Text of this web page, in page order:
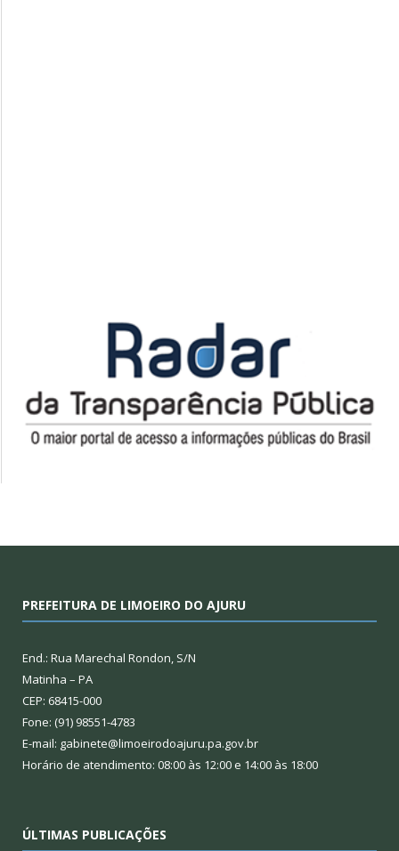
PREFEITURA DE LIMOEIRO DO AJURU
End.: Rua Marechal Rondon, S/N
Matinha – PA
CEP: 68415-000
Fone: (91) 98551-4783
E-mail: gabinete@limoeirodoajuru.pa.gov.br
Horário de atendimento: 08:00 às 12:00 e 14:00 às 18:00
ÚLTIMAS PUBLICAÇÕES